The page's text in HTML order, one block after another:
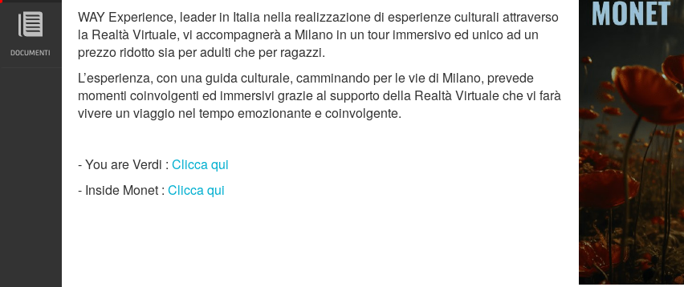
DOCUMENTI
DOCUMENTI
WAY Experience, leader in Italia nella realizzazione di esperienze culturali attraverso
la Realtà Virtuale, vi accompagnerà a Milano in un tour immersivo ed unico ad un
prezzo ridotto sia per adulti che per ragazzi.
L’esperienza, con una guida culturale, camminando per le vie di Milano, prevede
momenti coinvolgenti ed immersivi grazie al supporto della Realtà Virtuale che vi farà
vivere un viaggio nel tempo emozionante e coinvolgente.
- You are Verdi : Clicca qui
- Inside Monet : Clicca qui